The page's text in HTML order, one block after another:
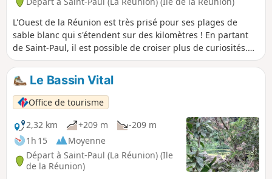
L'Ouest de la Réunion est très prisé pour ses plages de
sable blanc qui s'étendent sur des kilomètres ! En partant
de Saint-Paul, il est possible de croiser plus de curiosités.
Certaines plages sont très belles quand il n'y a pas de
monde. Bien sûr il est possible de prendre son temps en
visitant les villes balnéaires croisées ou en faisant
trempette dans l'eau. Il y a de très nombreuses possibilités
de ravitaillement tout le long ! Mais il est fortement
conseillé d'emporter un chapeau !
Le Bassin Vital
Office de tourisme
2,32 km
+209 m
-209 m
1h 15
Moyenne
Départ à Saint-Paul (La Réunion) (Ile
de la Réunion)